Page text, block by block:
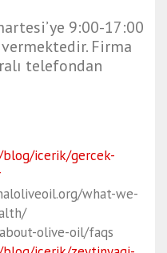
9:00-17:00
Firma
telefondan
icerik/gercek-
what-we-
olive-oil/faqs